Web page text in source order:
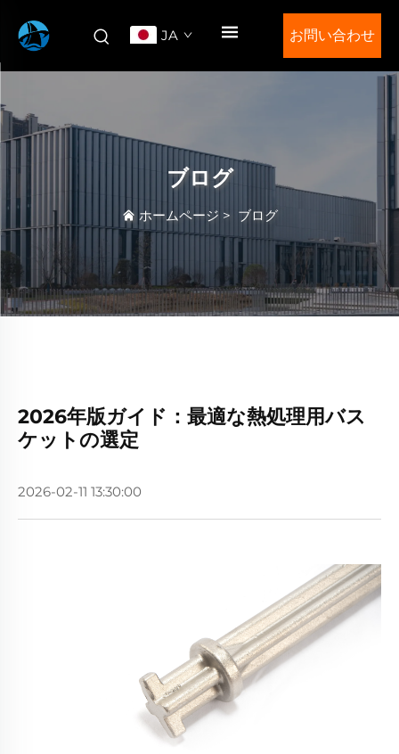
JA お問い合わせ
ブログ
ホームページ > ブログ
2026年版ガイド：最適な熱処理用バス
ケットの選定
2026-02-11 13:30:00